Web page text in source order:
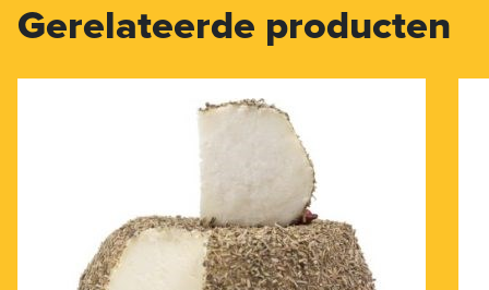
Gerelateerde producten